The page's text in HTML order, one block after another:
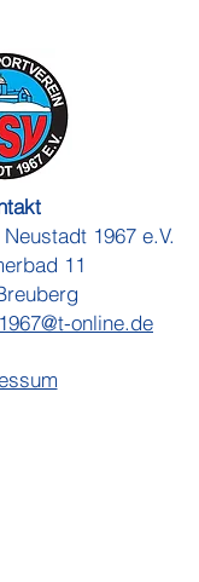
1967 e.V.
11
online.de